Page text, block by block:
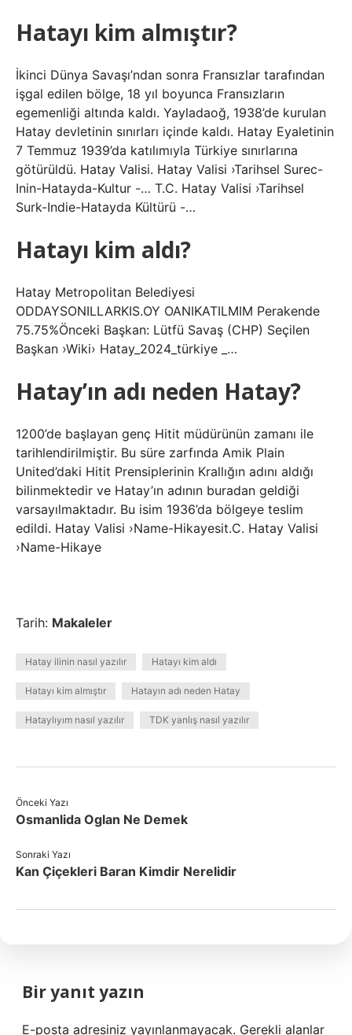
Hatayı kim almıştır?
İkinci Dünya Savaşı’ndan sonra Fransızlar tarafından
işgal edilen bölge, 18 yıl boyunca Fransızların
egemenliği altında kaldı. Yayladaoğ, 1938’de kurulan
Hatay devletinin sınırları içinde kaldı. Hatay Eyaletinin
7 Temmuz 1939’da katılımıyla Türkiye sınırlarına
götürüldü. Hatay Valisi. Hatay Valisi ›Tarihsel Surec-
Inin-Hatayda-Kultur -… T.C. Hatay Valisi ›Tarihsel
Surk-Indie-Hatayda Kültürü -…
Hatayı kim aldı?
Hatay Metropolitan Belediyesi
ODDAYSONILLARKIS.OY OANIKATILMIM Perakende
75.75%Önceki Başkan: Lütfü Savaş (CHP) Seçilen
Başkan ›Wiki› Hatay_2024_türkiye _…
Hatay’ın adı neden Hatay?
1200’de başlayan genç Hitit müdürünün zamanı ile
tarihlendirilmiştir. Bu süre zarfında Amik Plain
United’daki Hitit Prensiplerinin Krallığın adını aldığı
bilinmektedir ve Hatay’ın adının buradan geldiği
varsayılmaktadır. Bu isim 1936’da bölgeye teslim
edildi. Hatay Valisi ›Name-Hikayesit.C. Hatay Valisi
›Name-Hikaye
Tarih: Makaleler
Hatay ilinin nasıl yazılır Hatayı kim aldı
Hatayı kim almıştır Hatayın adı neden Hatay
Hataylıyım nasıl yazılır TDK yanlış nasıl yazılır
Önceki Yazı
Osmanlida Oglan Ne Demek
Sonraki Yazı
Kan Çiçekleri Baran Kimdir Nerelidir
Bir yanıt yazın
E-posta adresiniz yayınlanmayacak. Gerekli alanlar